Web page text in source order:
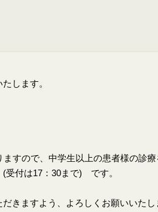
します。
すので、中学生以上の患者様の診療
付は17：30まで) です。
だきますよう、よろしくお願いいたし